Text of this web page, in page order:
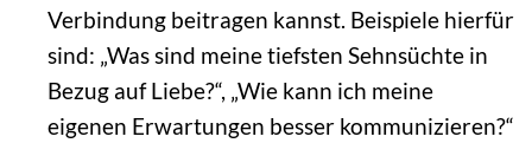
Verbindung beitragen kannst. Beispiele hierfür
sind: „Was sind meine tiefsten Sehnsüchte in
Bezug auf Liebe?“, „Wie kann ich meine
eigenen Erwartungen besser kommunizieren?“